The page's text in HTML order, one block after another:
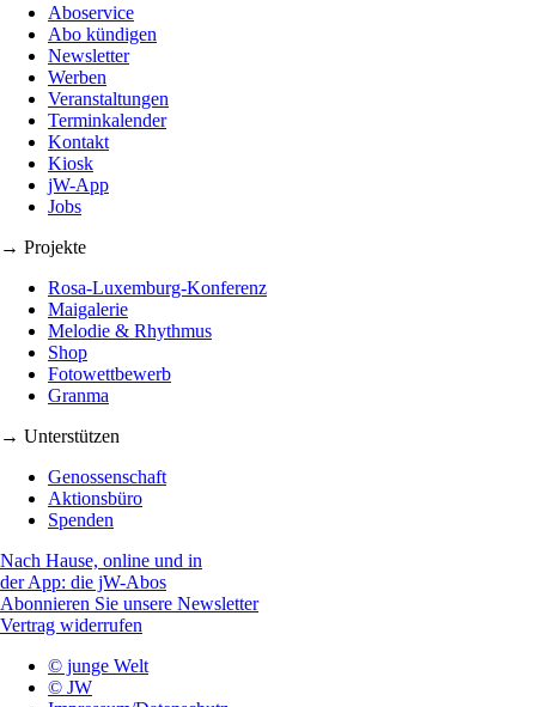
Aboservice
Abo kündigen
Newsletter
Werben
Veranstaltungen
Terminkalender
Kontakt
Kiosk
jW-App
Jobs
→ Projekte
Rosa-Luxemburg-Konferenz
Maigalerie
Melodie & Rhythmus
Shop
Fotowettbewerb
Granma
→ Unterstützen
Genossenschaft
Aktionsbüro
Spenden
Nach Hause, online und in
der App: die jW-Abos
Abonnieren Sie unsere Newsletter
Vertrag widerrufen
© junge Welt
© JW